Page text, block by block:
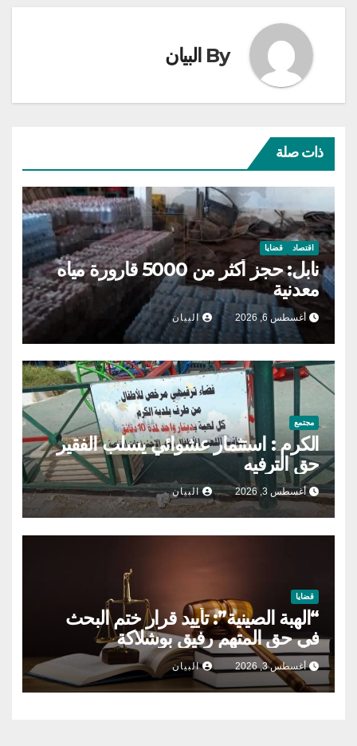
By البيان
ذات صلة
اقتصاد قضايا
نابل: حجز أكثر من 5000 قارورة مياه
معدنية
أغسطس 6, 2026 البيان
مجتمع
الكرم : استثمار عشوائي يسلب الفقير
حق الترفيه
أغسطس 3, 2026 البيان
قضايا
“الهبة الصينية”: تأييد قرار ختم البحث
في حق المتهم رفيق بوشلاكة
أغسطس 3, 2026 البيان